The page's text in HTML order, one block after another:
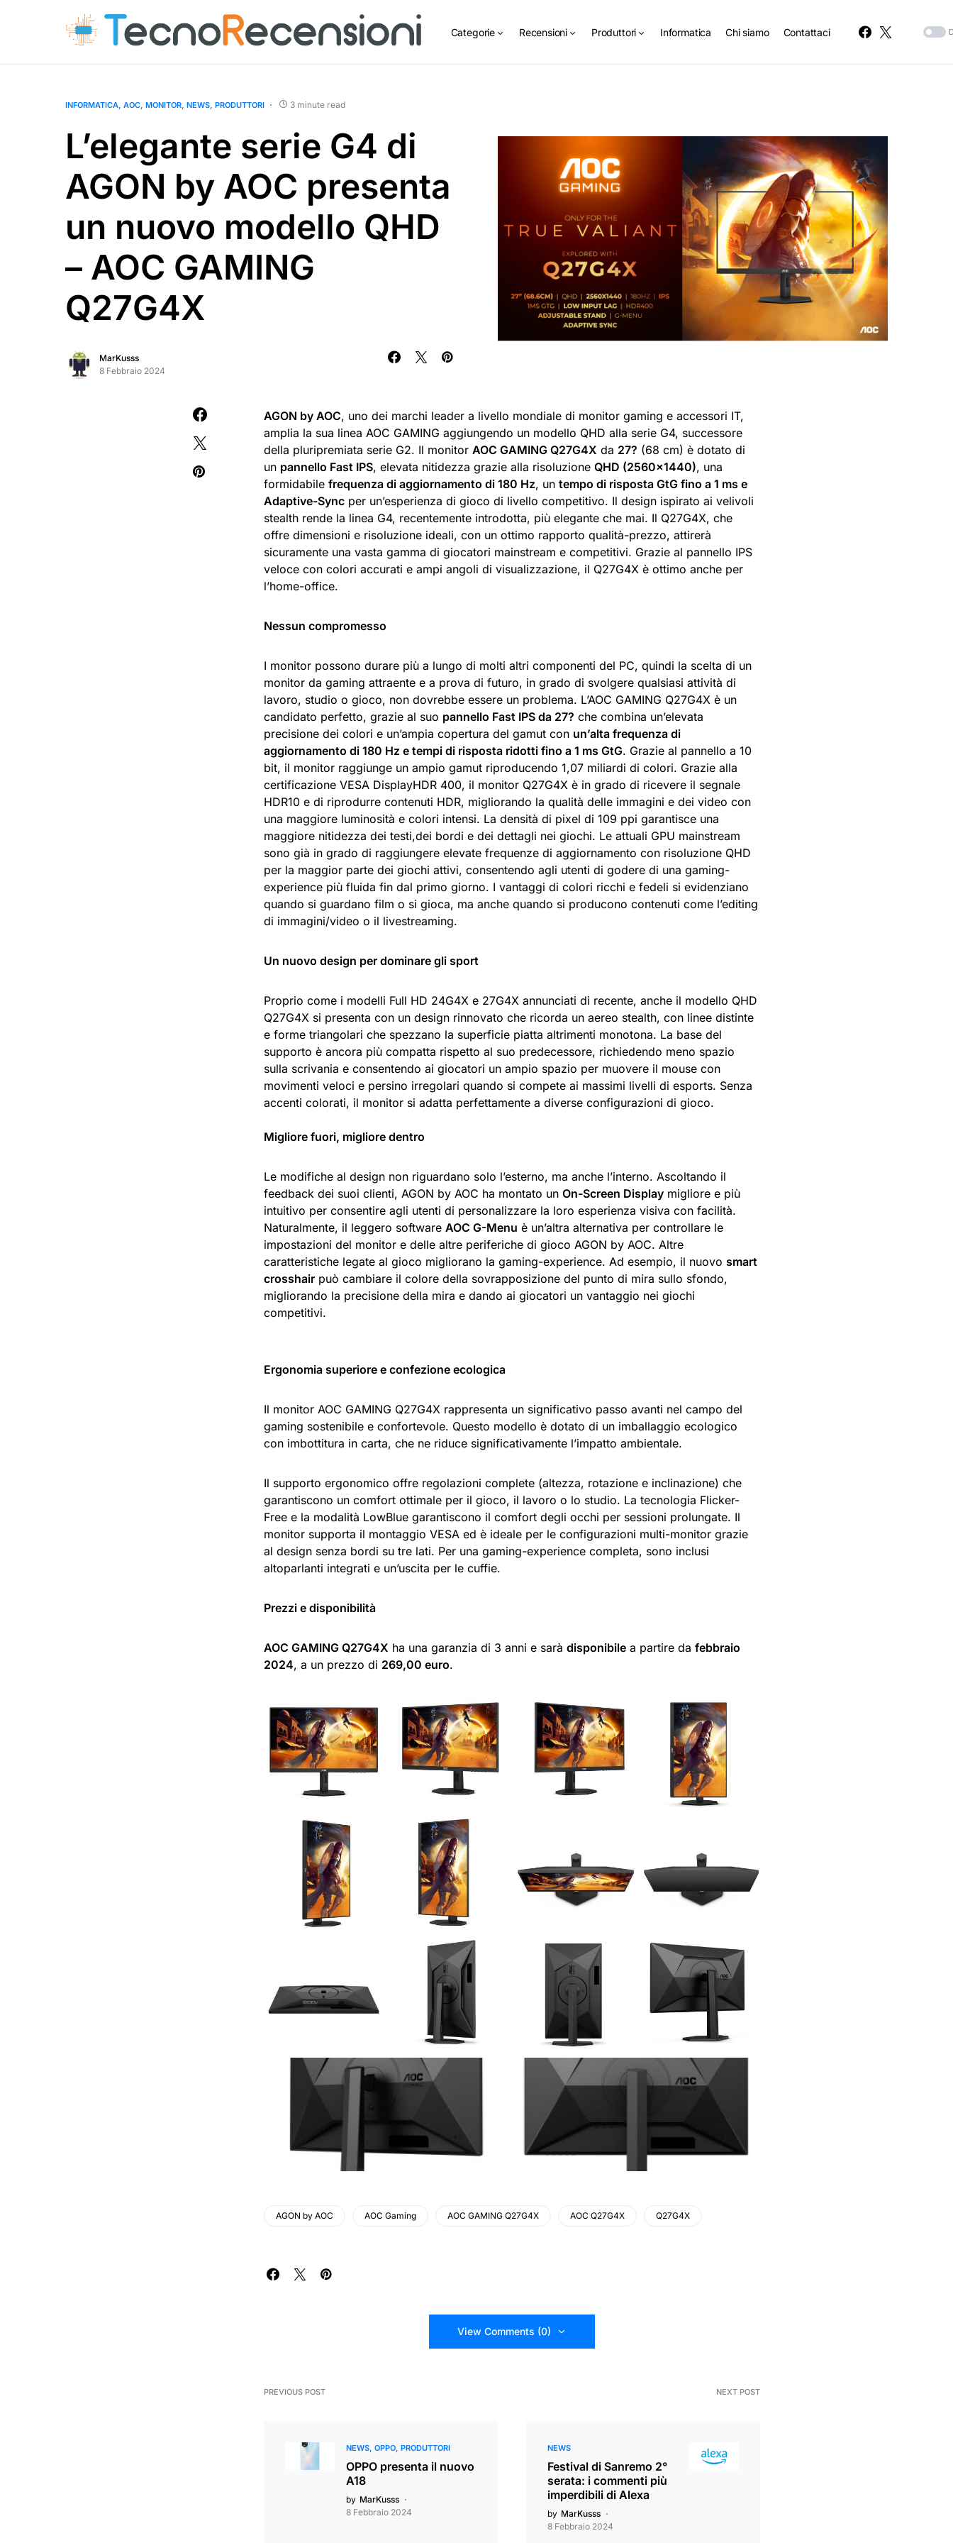
Categorie Recensioni Produttori Informatica Chi siamo Contattaci
INFORMATICA AOC MONITOR NEWS PRODUTTORI 3 minute read
L’elegante serie G4 di
AGON by AOC presenta
un nuovo modello QHD
– AOC GAMING
Q27G4X
MarKusss
8 Febbraio 2024
AGON by AOC, uno dei marchi leader a livello mondiale di monitor gaming e accessori IT,
amplia la sua linea AOC GAMING aggiungendo un modello QHD alla serie G4, successore
della pluripremiata serie G2. Il monitor AOC GAMING Q27G4X da 27? (68 cm) è dotato di
un pannello Fast IPS, elevata nitidezza grazie alla risoluzione QHD (2560×1440), una
formidabile frequenza di aggiornamento di 180 Hz, un tempo di risposta GtG fino a 1 ms e
Adaptive-Sync per un’esperienza di gioco di livello competitivo. Il design ispirato ai velivoli
stealth rende la linea G4, recentemente introdotta, più elegante che mai. Il Q27G4X, che
offre dimensioni e risoluzione ideali, con un ottimo rapporto qualità-prezzo, attirerà
sicuramente una vasta gamma di giocatori mainstream e competitivi. Grazie al pannello IPS
veloce con colori accurati e ampi angoli di visualizzazione, il Q27G4X è ottimo anche per
l’home-office.
Nessun compromesso
I monitor possono durare più a lungo di molti altri componenti del PC, quindi la scelta di un
monitor da gaming attraente e a prova di futuro, in grado di svolgere qualsiasi attività di
lavoro, studio o gioco, non dovrebbe essere un problema. L’AOC GAMING Q27G4X è un
candidato perfetto, grazie al suo pannello Fast IPS da 27? che combina un’elevata
precisione dei colori e un’ampia copertura del gamut con un’alta frequenza di
aggiornamento di 180 Hz e tempi di risposta ridotti fino a 1 ms GtG. Grazie al pannello a 10
bit, il monitor raggiunge un ampio gamut riproducendo 1,07 miliardi di colori. Grazie alla
certificazione VESA DisplayHDR 400, il monitor Q27G4X è in grado di ricevere il segnale
HDR10 e di riprodurre contenuti HDR, migliorando la qualità delle immagini e dei video con
una maggiore luminosità e colori intensi. La densità di pixel di 109 ppi garantisce una
maggiore nitidezza dei testi,dei bordi e dei dettagli nei giochi. Le attuali GPU mainstream
sono già in grado di raggiungere elevate frequenze di aggiornamento con risoluzione QHD
per la maggior parte dei giochi attivi, consentendo agli utenti di godere di una gaming-
experience più fluida fin dal primo giorno. I vantaggi di colori ricchi e fedeli si evidenziano
quando si guardano film o si gioca, ma anche quando si producono contenuti come l’editing
di immagini/video o il livestreaming.
Un nuovo design per dominare gli sport
Proprio come i modelli Full HD 24G4X e 27G4X annunciati di recente, anche il modello QHD
Q27G4X si presenta con un design rinnovato che ricorda un aereo stealth, con linee distinte
e forme triangolari che spezzano la superficie piatta altrimenti monotona. La base del
supporto è ancora più compatta rispetto al suo predecessore, richiedendo meno spazio
sulla scrivania e consentendo ai giocatori un ampio spazio per muovere il mouse con
movimenti veloci e persino irregolari quando si compete ai massimi livelli di esports. Senza
accenti colorati, il monitor si adatta perfettamente a diverse configurazioni di gioco.
Migliore fuori, migliore dentro
Le modifiche al design non riguardano solo l’esterno, ma anche l’interno. Ascoltando il
feedback dei suoi clienti, AGON by AOC ha montato un On-Screen Display migliore e più
intuitivo per consentire agli utenti di personalizzare la loro esperienza visiva con facilità.
Naturalmente, il leggero software AOC G-Menu è un’altra alternativa per controllare le
impostazioni del monitor e delle altre periferiche di gioco AGON by AOC. Altre
caratteristiche legate al gioco migliorano la gaming-experience. Ad esempio, il nuovo smart
crosshair può cambiare il colore della sovrapposizione del punto di mira sullo sfondo,
migliorando la precisione della mira e dando ai giocatori un vantaggio nei giochi
competitivi.
Ergonomia superiore e confezione ecologica
Il monitor AOC GAMING Q27G4X rappresenta un significativo passo avanti nel campo del
gaming sostenibile e confortevole. Questo modello è dotato di un imballaggio ecologico
con imbottitura in carta, che ne riduce significativamente l’impatto ambientale.
Il supporto ergonomico offre regolazioni complete (altezza, rotazione e inclinazione) che
garantiscono un comfort ottimale per il gioco, il lavoro o lo studio. La tecnologia Flicker-
Free e la modalità LowBlue garantiscono il comfort degli occhi per sessioni prolungate. Il
monitor supporta il montaggio VESA ed è ideale per le configurazioni multi-monitor grazie
al design senza bordi su tre lati. Per una gaming-experience completa, sono inclusi
altoparlanti integrati e un’uscita per le cuffie.
Prezzi e disponibilità
AOC GAMING Q27G4X ha una garanzia di 3 anni e sarà disponibile a partire da febbraio
2024, a un prezzo di 269,00 euro.
AGON by AOC AOC Gaming AOC GAMING Q27G4X AOC Q27G4X Q27G4X
View Comments (0)
PREVIOUS POST
NEWS OPPO PRODUTTORI
OPPO presenta il nuovo
A18
by MarKusss
8 Febbraio 2024
NEXT POST
NEWS
Festival di Sanremo 2°
serata: i commenti più
imperdibili di Alexa
by MarKusss
8 Febbraio 2024